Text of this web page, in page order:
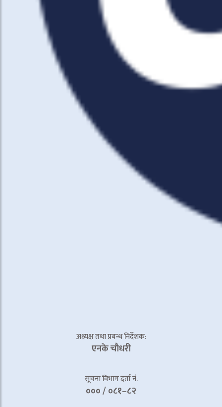
अध्यक्ष तथा प्रबन्ध निर्देशक:
एनके चाैधरी
सूचना विभाग दर्ता नं.
००० / ०८१–८२